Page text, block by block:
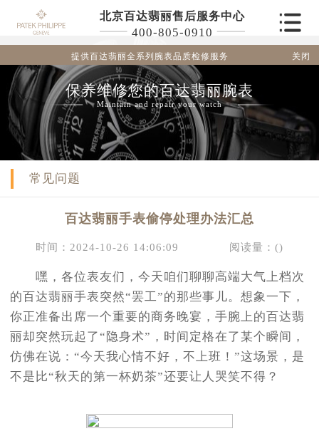
北京百达翡丽售后服务中心
400-805-0910
提供百达翡丽全系列腕表品质检修服务 关闭
保养维修您的百达翡丽腕表
Maintain and repair your watch
常见问题
百达翡丽手表偷停处理办法汇总
时间：2024-10-26 14:06:09 阅读量：()
嘿，各位表友们，今天咱们聊聊高端大气上档次
的百达翡丽手表突然“罢工”的那些事儿。想象一下，
你正准备出席一个重要的商务晚宴，手腕上的百达翡
丽却突然玩起了“隐身术”，时间定格在了某个瞬间，
仿佛在说：“今天我心情不好，不上班！”这场景，是
不是比“秋天的第一杯奶茶”还要让人哭笑不得？